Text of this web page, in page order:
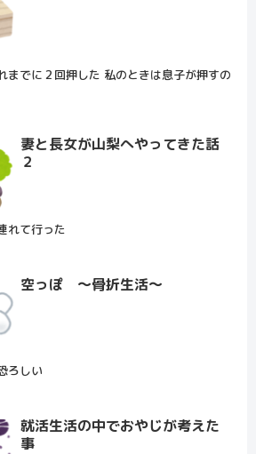
でに２回押した 私のときは息子が押すの
妻と長女が山梨へやってきた話
２
れて行った
空っぽ ～骨折生活～
ろしい
就活生活の中でおやじが考えた
事